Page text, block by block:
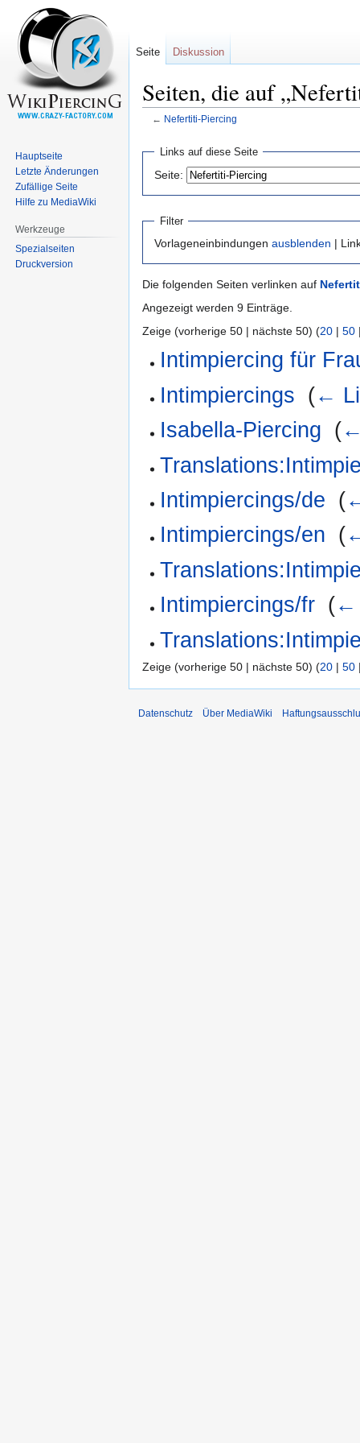
Seiten, die auf
← Nefertiti-Piercing
Navigation
springen
springen
Links auf diese Seite
Seite:
Filter
Vorlageneinbindungen ausblenden |
Die folgenden Seiten verlinken auf
Angezeigt werden 9 Einträge.
Zeige (vorherige 50 | nächste 50) (20 | 50
Intimpiercing für
Intimpiercings (←
Isabella-Piercing (
Intimpiercings/de (
Intimpiercings/en (
Intimpiercings/fr (←
Zeige (vorherige 50 | nächste 50) (20 | 50
Seite Diskussion
Hauptseite
Letzte Änderungen
Zufällige Seite
Hilfe zu MediaWiki
Werkzeuge
Spezialseiten
Druckversion
Datenschutz Über MediaWiki